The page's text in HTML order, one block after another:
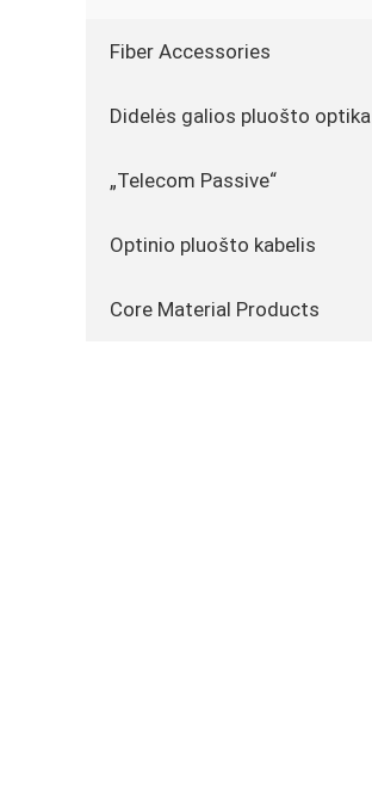
Fiber Accessories
Didelės galios pluošto optika
„Telecom Passive“
Optinio pluošto kabelis
Core Material Products